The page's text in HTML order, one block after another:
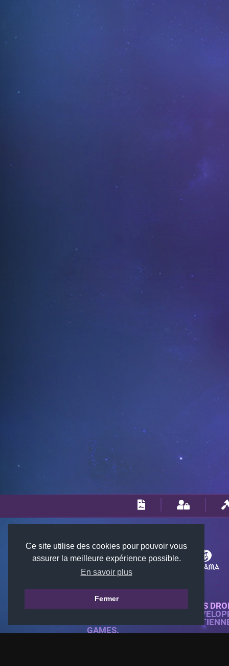
Ce site utilise des cookies pour pouvoir vous
assurer la meilleure expérience possible.
En savoir plus
Fermer
© 2018-2026 KTARENA. TOUS
SITE WEB ENTIÈREMENT
TOUTES LES IMAGES
GAMES.